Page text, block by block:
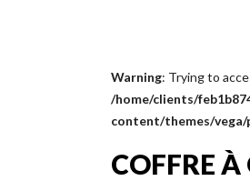
Warning: Trying to
/home/clients/
content/themes/
COFFRE